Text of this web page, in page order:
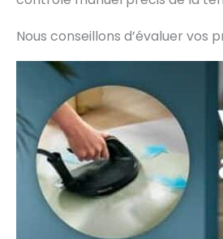
Nous conseillons d’évaluer vos